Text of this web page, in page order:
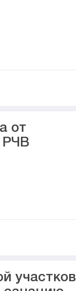
от
РЧВ
участков